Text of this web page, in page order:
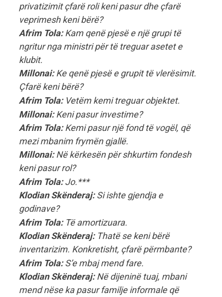
privatizimit çfarë roli keni pasur dhe çfarë
veprimesh keni bërë?
Afrim Tola:Kam qenë pjesë e një grupi të
ngritur nga ministri për të treguar asetet e
klubit.
Millonai:Ke qenë pjesë e grupit të vlerësimit.
Çfarë keni bërë?
Afrim Tola: Vetëm kemi treguar objektet.
Millonai:Keni pasur investime?
Afrim Tola:Kemi pasur një fond të vogël, që
mezi mbanim frymën gjallë.
Millonai:Në kërkesën për shkurtim fondesh
keni pasur rol?
Afrim Tola:Jo.***
Klodian Skënderaj:Si ishte gjendja e
godinave?
Afrim Tola: Të amortizuara.
Klodian Skënderaj: Thatë se keni bërë
inventarizim. Konkretisht, çfarë përmbante?
Afrim Tola:S’e mbaj mend fare.
Klodian Skënderaj:Në dijeninë tuaj, mbani
mend nëse ka pasur familje informale që